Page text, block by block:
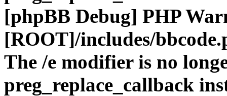
[phpBB Debug] PHP
[ROOT]/includes/
The /e modifier is no
preg_replace_callback